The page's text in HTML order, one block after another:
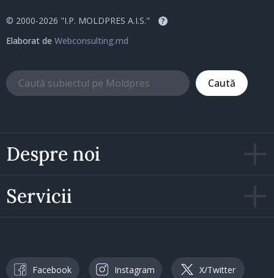
Despre noi
Servicii
© 2000-2026 "I.P. MOLDPRES A.I.S." ?
Elaborat de Webconsulting.md
Caută
Facebook Instagram X/Twitter